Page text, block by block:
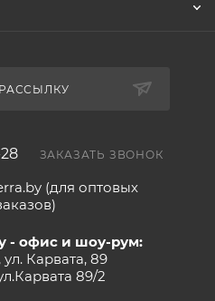
ЗАКАЗАТЬ ЗВОНОК
(для оптовых
- офис и шоу-рум:
ул. Карвата, 89
89/2